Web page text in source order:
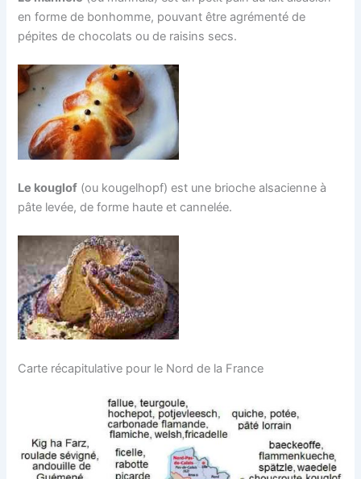
en forme de bonhomme, pouvant être agrémenté de
pépites de chocolats ou de raisins secs.
Le kouglof (ou kougelhopf) est une brioche alsacienne à
pâte levée, de forme haute et cannelée.
Carte récapitulative pour le Nord de la France